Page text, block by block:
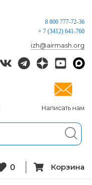
Написать нам
8 800 777-72-36
+ 7 (3412) 641-760
izh@airmash.org
0 Корзина